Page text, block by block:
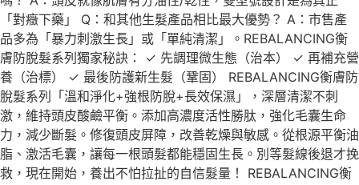
「對癥下藥」 Q：和其他生髮產品相比最大優勢？ A：市售產
品多為「暴力刺激生長」或「單純清潔」。REBALANCING衡
膚防脫髮系列獨家秘訣： ✓ 先調理微生態（治本） ✓ 再補充營
養（治標） ✓ 最後防護新生髮（鞏固） REBALANCING衡膚防
脫髮系列「溫和淨化+強根防脫+長效保濕」，深層清潔不刺
激，維持頭皮酸鹼平衡。添加高濃度活性勝肽，強化毛囊生命
力，減少斷髮。修復頭皮屏障，改善乾燥與敏感。從根源平衡油
脂、激活毛囊，讓每一根頭髮都能穩固生長。別等髮線後退才挽
救，現在開始，養出不怕拉扯的自信髮量！ REBALANCING衡